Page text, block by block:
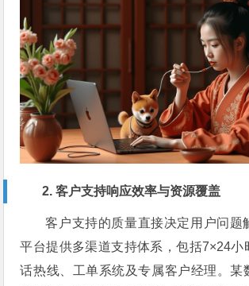
2. 客户支持响应效率与资源覆盖
客户支持的质量直接决定用户问题
平台提供多渠道支持体系，包括7×24小
话热线、工单系统及专属客户经理。某